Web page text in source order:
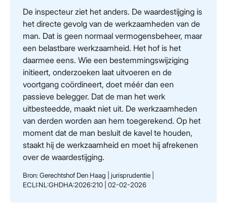
De inspecteur ziet het anders. De waardestijging is
het directe gevolg van de werkzaamheden van de
man. Dat is geen normaal vermogensbeheer, maar
een belastbare werkzaamheid. Het hof is het
daarmee eens. Wie een bestemmingswijziging
initieert, onderzoeken laat uitvoeren en de
voortgang coördineert, doet méér dan een
passieve belegger. Dat de man het werk
uitbesteedde, maakt niet uit. De werkzaamheden
van derden worden aan hem toegerekend. Op het
moment dat de man besluit de kavel te houden,
staakt hij de werkzaamheid en moet hij afrekenen
over de waardestijging.
Bron: Gerechtshof Den Haag | jurisprudentie |
ECLI:NL:GHDHA:2026:210 | 02-02-2026